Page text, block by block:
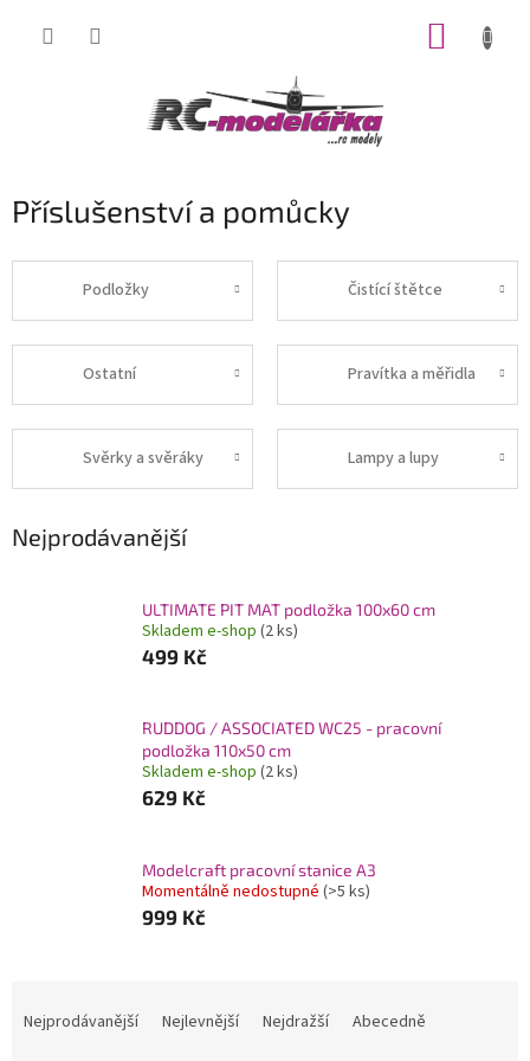
Příslušenství a pomůcky
Podložky Čistící štětce
Ostatní Pravítka a měřidla
Svěrky a svěráky Lampy a lupy
Nejprodávanější
ULTIMATE PIT MAT podložka 100x60 cm
Skladem e-shop (2 ks)
499 Kč
RUDDOG / ASSOCIATED WC25 - pracovní
podložka 110x50 cm
Skladem e-shop (2 ks)
629 Kč
Modelcraft pracovní stanice A3
Momentálně nedostupné (>5 ks)
999 Kč
Nejprodávanější Nejlevnější Nejdražší Abecedně